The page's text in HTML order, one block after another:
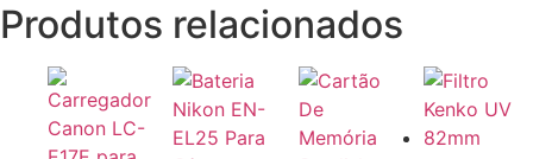
Produtos relacionados